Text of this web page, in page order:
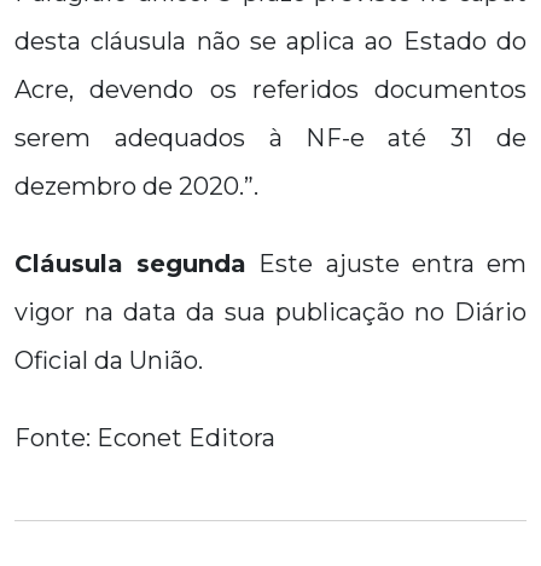
desta cláusula não se aplica ao Estado do
Acre, devendo os referidos documentos
serem adequados à NF-e até 31 de
dezembro de 2020.”.
Cláusula segunda Este ajuste entra em
vigor na data da sua publicação no Diário
Oficial da União.
Fonte: Econet Editora